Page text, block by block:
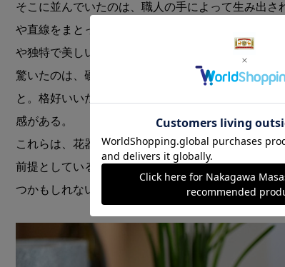
そこに並んでいたのは、職人の手によって生み出
や直線をまとったプロダクトの数々。そうかと思
や独特で美しい「まだら模様」を宿したものも。
驚いたのは、硬質なのに冷たくない、静かなのにど
と。格好いいだけでなく、ひとつ置くだけで空間
感がある。
これらは、花器やストッパー、ブックエンドなど、
前提としている。その実用性も、最初の印象とは裏
つかもしれない。